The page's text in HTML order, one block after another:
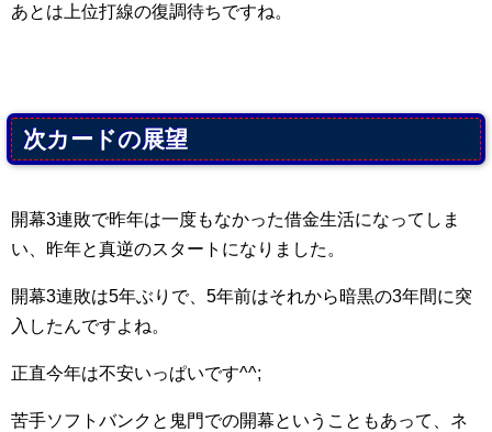
あとは上位打線の復調待ちですね。
次カードの展望
開幕3連敗で昨年は一度もなかった借金生活になってしま
い、昨年と真逆のスタートになりました。
開幕3連敗は5年ぶりで、5年前はそれから暗黒の3年間に突
入したんですよね。
正直今年は不安いっぱいです^^;
苦手ソフトバンクと鬼門での開幕ということもあって、ネ